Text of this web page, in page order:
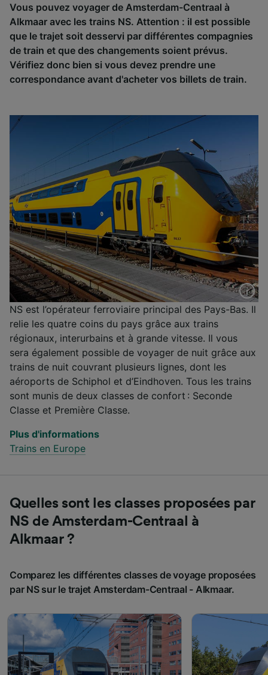
Vous pouvez voyager de Amsterdam-Centraal à
Alkmaar avec les trains NS. Attention : il est possible
que le trajet soit desservi par différentes compagnies
de train et que des changements soient prévus.
Vérifiez donc bien si vous devez prendre une
correspondance avant d'acheter vos billets de train.
NS est l’opérateur ferroviaire principal des Pays-Bas. Il
relie les quatre coins du pays grâce aux trains
régionaux, interurbains et à grande vitesse. Il vous
sera également possible de voyager de nuit grâce aux
trains de nuit couvrant plusieurs lignes, dont les
aéroports de Schiphol et d’Eindhoven. Tous les trains
sont munis de deux classes de confort : Seconde
Classe et Première Classe.
Plus d'informations
Trains en Europe
Quelles sont les classes proposées par
NS de Amsterdam-Centraal à
Alkmaar ?
Comparez les différentes classes de voyage proposées
par NS sur le trajet Amsterdam-Centraal - Alkmaar.